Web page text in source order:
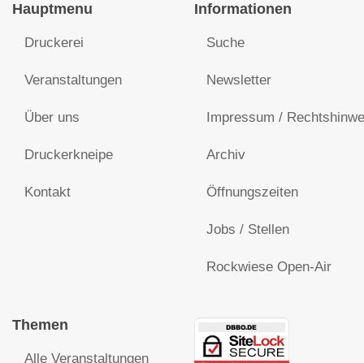
Hauptmenu
Druckerei
Veranstaltungen
Über uns
Druckerkneipe
Kontakt
Informationen
Suche
Newsletter
Impressum /
Archiv
Öffnungszeiten
Jobs / Stellen
Rockwiese Open-Air
Themen
Alle Veranstaltungen